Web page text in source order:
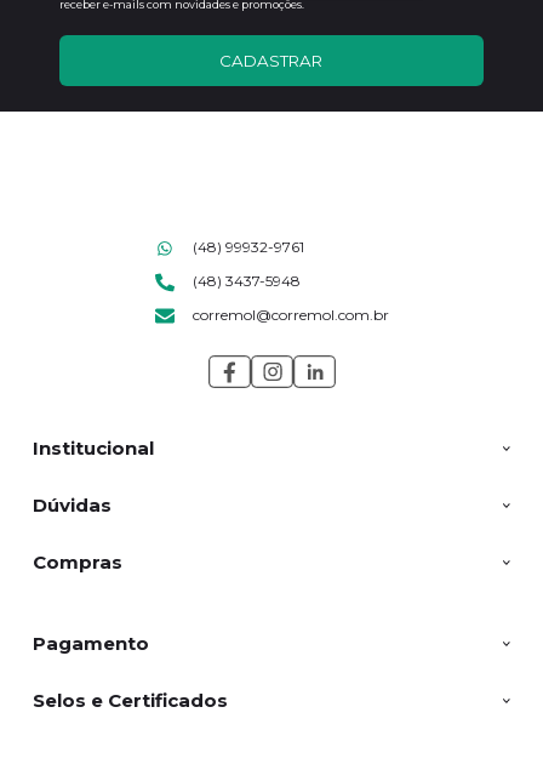
receber e-mails com novidades e promoções.
CADASTRAR
Institucional
Dúvidas
Compras
(48) 99932-9761
(48) 3437-5948
corremol@corremol.com.br
Pagamento
Selos e Certificados